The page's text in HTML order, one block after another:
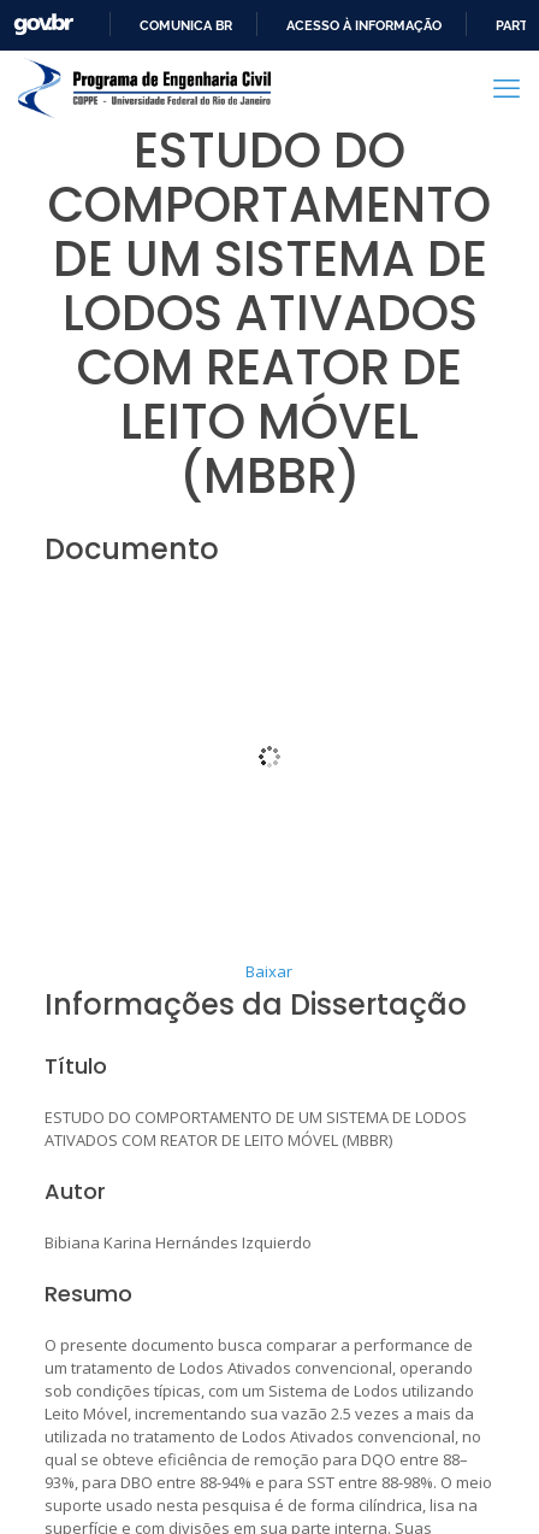
PARA
CONTEÚDO
COMUNICA BR ACESSO À INFORMAÇÃO
ESTUDO DO
COMPORTAMENTO
DE UM SISTEMA DE
LODOS ATIVADOS
COM REATOR DE
LEITO MÓVEL
(MBBR)
Documento
Baixar
Informações da Dissertação
Título
ESTUDO DO COMPORTAMENTO DE UM SISTEMA DE LODOS
ATIVADOS COM REATOR DE LEITO MÓVEL (MBBR)
Autor
Bibiana Karina Hernándes Izquierdo
Resumo
O presente documento busca comparar a performance de
um tratamento de Lodos Ativados convencional, operando
sob condições típicas, com um Sistema de Lodos utilizando
Leito Móvel, incrementando sua vazão 2.5 vezes a mais da
utilizada no tratamento de Lodos Ativados convencional, no
qual se obteve eficiência de remoção para DQO entre 88–
93%, para DBO entre 88-94% e para SST entre 88-98%. O meio
suporte usado nesta pesquisa é de forma cilíndrica, lisa na
superfície e com divisões em sua parte interna. Suas